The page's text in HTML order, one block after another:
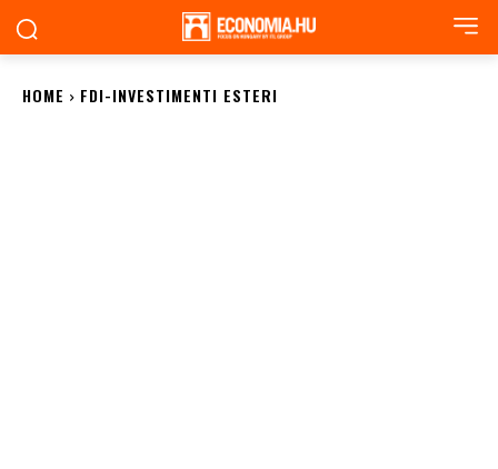
HOME FDI-INVESTIMENTI ESTERI